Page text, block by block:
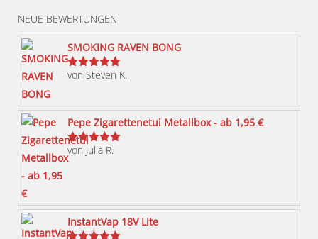
können
werden
NEUE BEWERTUNGEN
SMOKING RAVEN BONG
Bewertet
von Steven K.
Pepe Zigarettenetui Metallbox - ab 1,95 €
Bewertet
mit
von Julia R.
InstantVap 18V Lite